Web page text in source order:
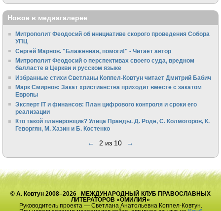
Новое в медиагалерее
Митрополит Феодосий об инициативе скорого проведения Собора
УПЦ
Сергей Марнов. "Блаженная, помоги!" - Читает автор
Митрополит Феодосий о перспективах своего суда, вредном
балласте в Церкви и русском языке
Избранные стихи Светланы Коппел-Ковтун читает Дмитрий Бабич
Марк Смирнов: Закат христианства приходит вместе с закатом
Европы
Эксперт IT и финансов: План цифрового контроля и сроки его
реализации
Кто такой планировщик? Улица Правды. Д. Роде, С. Колмогоров, К.
Геворгян, М. Хазин и Б. Костенко
← 2 из 10 →
© А. Ковтун 2008–2026 МЕЖДУНАРОДНЫЙ КЛУБ ПРАВОСЛАВНЫХ
ЛИТЕРАТОРОВ «ОМИЛИЯ»
Руководитель проекта — Светлана Анатольевна Коппел-Ковтун.